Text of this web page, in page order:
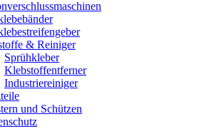
& Reiniger
Sprühkleber
Klebstoffentferner
Industriereiniger
und Schützen